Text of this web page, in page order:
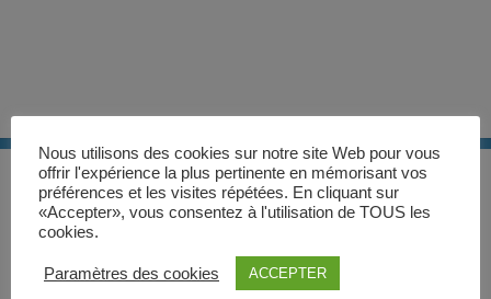
Nous utilisons des cookies sur notre site Web pour vous
offrir l'expérience la plus pertinente en mémorisant vos
préférences et les visites répétées. En cliquant sur
«Accepter», vous consentez à l'utilisation de TOUS les
cookies.
Paramètres des cookies ACCEPTER